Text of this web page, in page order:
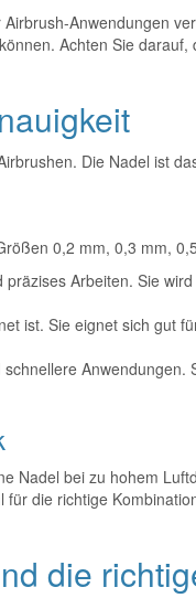
Anwendungen
Achten Sie
Die Nadel ist
0,2 mm, 0,3 mm,
Arbeiten. Sie
ist. Sie eignet sich
Nadel bei zu hohem
die richtige
die